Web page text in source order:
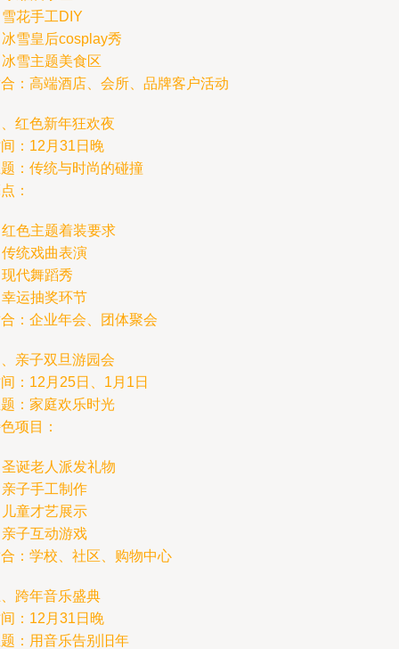
花手工DIY
雪皇后cosplay秀
雪主题美食区
：高端酒店、会所、品牌客户活动
红色新年狂欢夜
：12月31日晚
：传统与时尚的碰撞
：
色主题着装要求
统戏曲表演
代舞蹈秀
运抽奖环节
：企业年会、团体聚会
亲子双旦游园会
：12月25日、1月1日
：家庭欢乐时光
项目：
诞老人派发礼物
子手工制作
童才艺展示
子互动游戏
：学校、社区、购物中心
跨年音乐盛典
：12月31日晚
：用音乐告别旧年